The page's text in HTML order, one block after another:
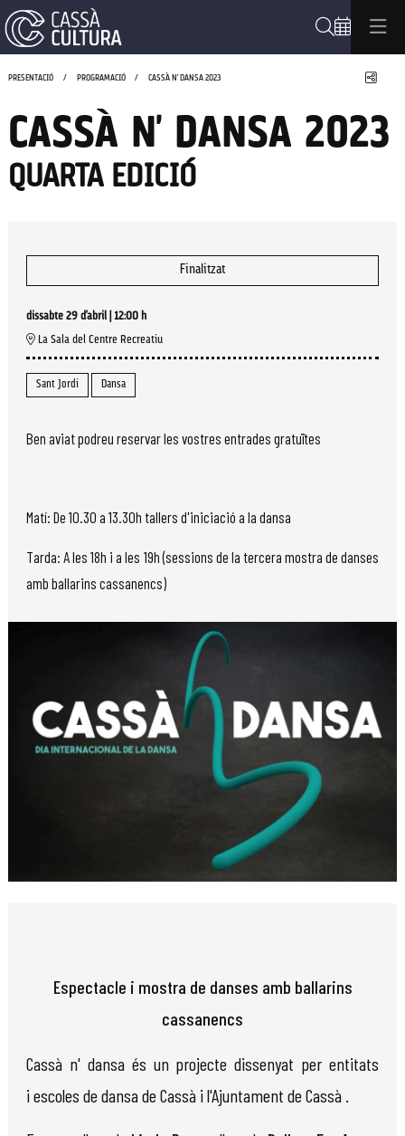
PRESENTACIÓ PROGRAMACIÓ CASSÀ N' DANSA 2023
CASSÀ N' DANSA 2023
QUARTA EDICIÓ
Finalitzat
dissabte 29 d’abril
12:00 h
La Sala del Centre Recreatiu
Sant Jordi Dansa
Ben aviat podreu reservar les vostres entrades gratuïtes
Matí: De 10.30 a 13.30h tallers d'iniciació a la dansa
Tarda: A les 18h i a les 19h (sessions de la tercera mostra de danses
amb ballarins cassanencs)
Espectacle i mostra de danses amb ballarins
cassanencs
Cassà n' dansa és un projecte dissenyat per entitats
i escoles de dansa de Cassà i l'Ajuntament de Cassà .